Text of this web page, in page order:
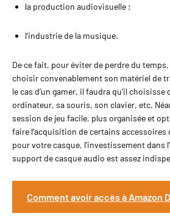
la production audiovisuelle ;
l’industrie de la musique.
De ce fait, pour éviter de perdre du
choisir convenablement son matériel de
le cas d’un gamer, il faudra qu’il
ordinateur, sa souris, son clavier, etc.
session de jeu facile, plus organisée et
faire l’acquisition de certains
pour votre casque, l’investissement dans
support de casque audio est assez
Comment avoir accès à Amazon